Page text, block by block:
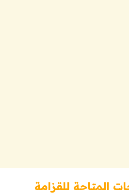
المتاحة للقزامة